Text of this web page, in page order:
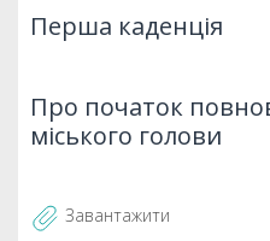
Перша каденція
Про початок
міського голови
Завантажити